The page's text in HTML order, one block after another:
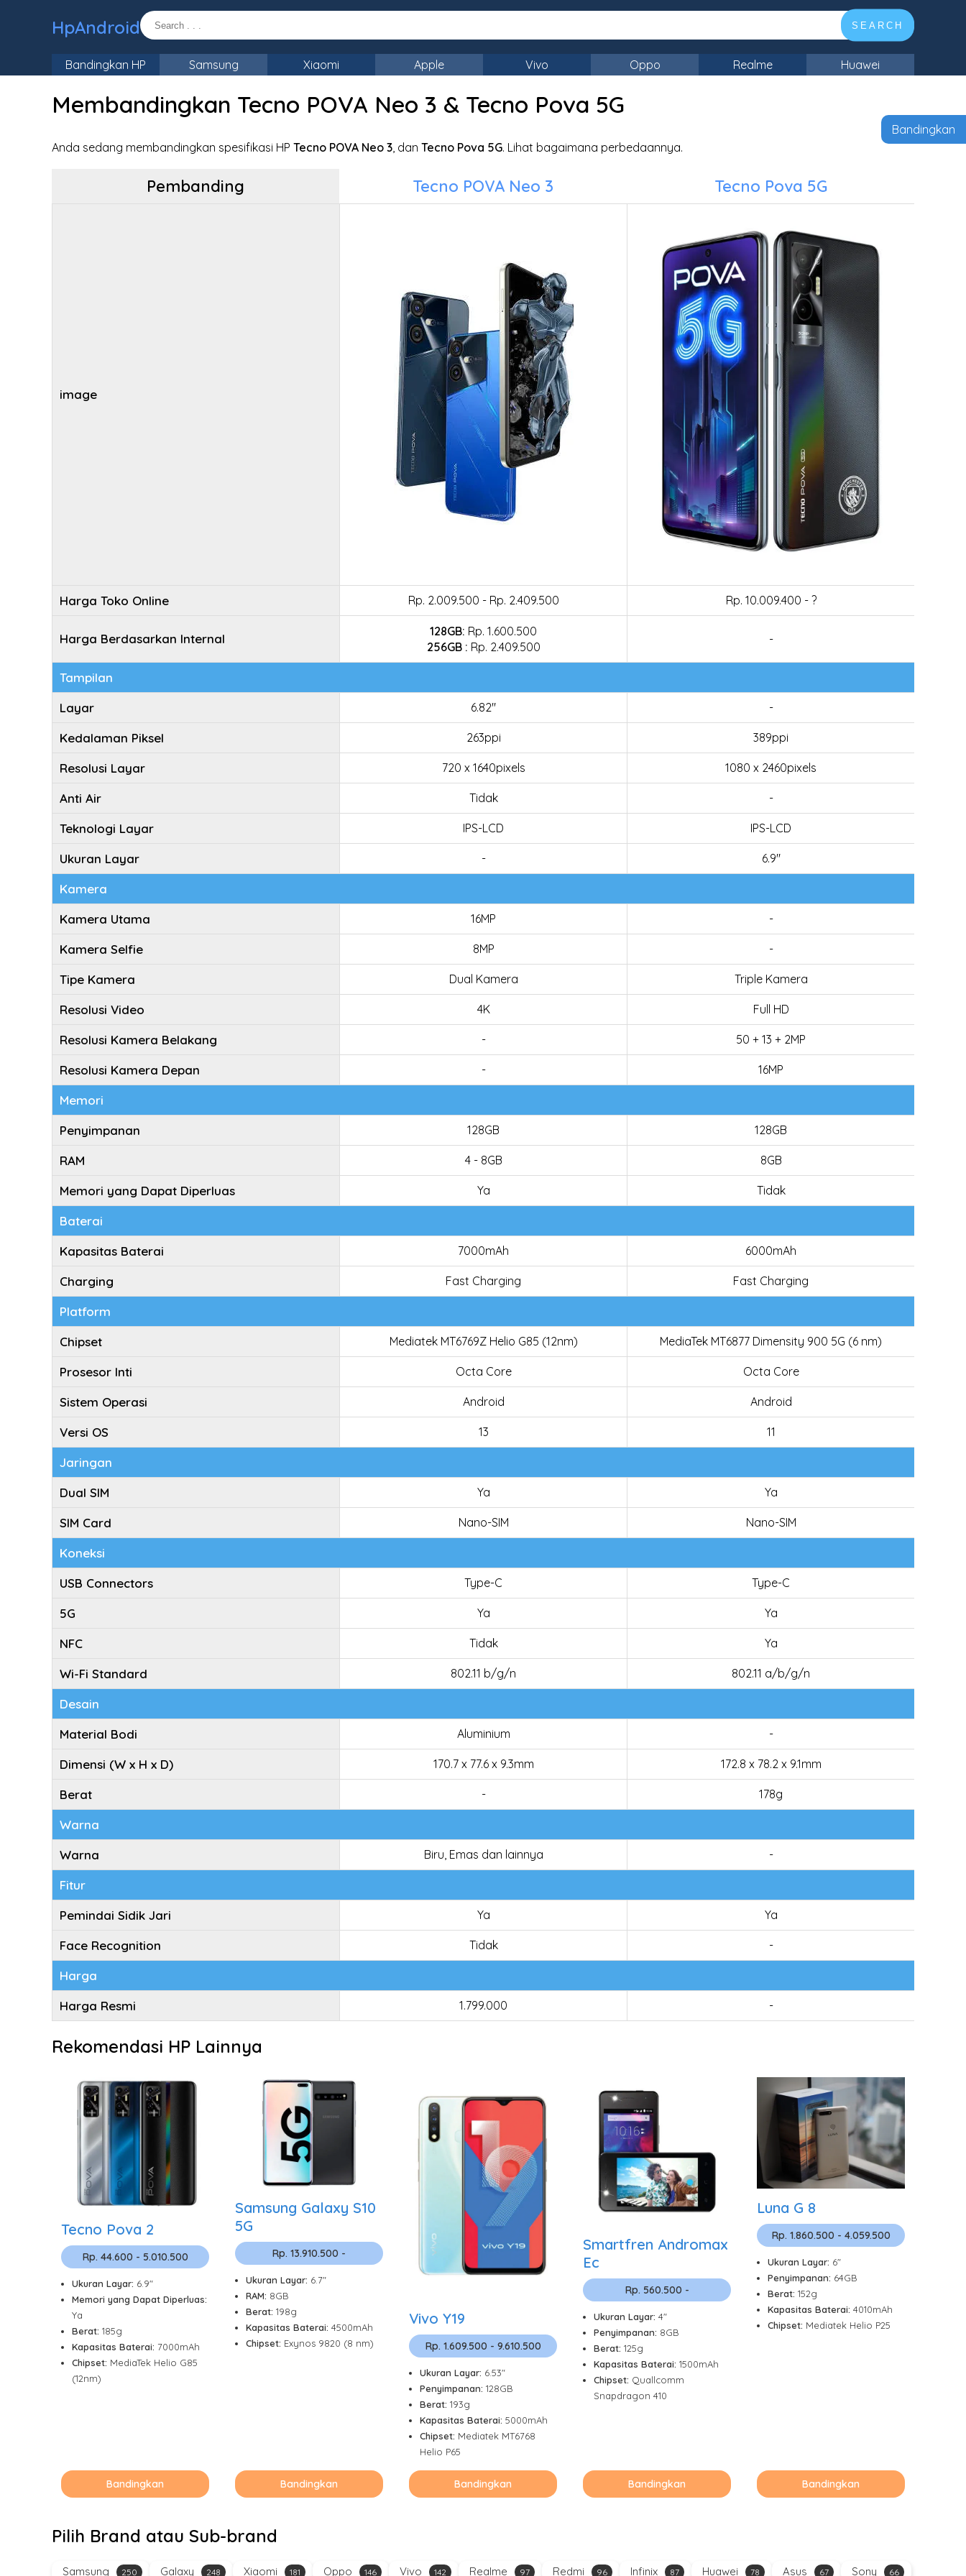
HpAndroid SEARCH
Bandingkan HP Samsung Xiaomi Apple Vivo Oppo Realme Huawei
Membandingkan Tecno POVA Neo 3 & Tecno Pova 5G
Anda sedang membandingkan spesifikasi HP Tecno POVA Neo 3, dan Tecno Pova 5G. Lihat bagaimana perbedaannya.
Pembanding Tecno POVA Neo 3 Tecno Pova 5G
image
Harga Toko Online Rp. 2.009.500 - Rp. 2.409.500 Rp. 10.009.400 - ?
Harga Berdasarkan Internal 128GB: Rp. 1.600.500
256GB : Rp. 2.409.500
-
Tampilan
Layar
6.82" -
Kedalaman Piksel 263ppi 389ppi
Resolusi Layar 720 x 1640pixels 1080 x 2460pixels
Anti Air Tidak -
Teknologi Layar IPS-LCD IPS-LCD
Ukuran Layar - 6.9"
Kamera
Kamera Utama
16MP -
Kamera Selfie 8MP -
Tipe Kamera Dual Kamera Triple Kamera
Resolusi Video 4K Full HD
Resolusi Kamera Belakang - 50 + 13 + 2MP
Resolusi Kamera Depan - 16MP
Memori
Penyimpanan
128GB 128GB
RAM 4 - 8GB 8GB
Memori yang Dapat Diperluas Ya Tidak
Baterai
Kapasitas Baterai
7000mAh 6000mAh
Charging Fast Charging Fast Charging
Platform
Chipset
Mediatek MT6769Z Helio G85 (12nm) MediaTek MT6877 Dimensity 900 5G (6 nm)
Prosesor Inti Octa Core Octa Core
Sistem Operasi Android Android
Versi OS 13 11
Jaringan
Dual SIM
Ya Ya
SIM Card Nano-SIM Nano-SIM
Koneksi
USB Connectors
Type-C Type-C
5G Ya Ya
NFC Tidak Ya
Wi-Fi Standard 802.11 b/g/n 802.11 a/b/g/n
Desain
Material Bodi
Aluminium -
Dimensi (W x H x D) 170.7 x 77.6 x 9.3mm 172.8 x 78.2 x 9.1mm
Berat - 178g
Warna
Warna
Biru, Emas dan lainnya -
Fitur
Pemindai Sidik Jari
Ya Ya
Face Recognition Tidak -
Harga
Harga Resmi
1.799.000 -
Rekomendasi HP Lainnya
Tecno Pova 2
Rp. 44.600 - 5.010.500
Ukuran Layar: 6.9"
Memori yang Dapat Diperluas:
Ya
Berat: 185g
Kapasitas Baterai: 7000mAh
Chipset: MediaTek Helio G85
(12nm)
Bandingkan
Samsung Galaxy S10
5G
Rp. 13.910.500 -
Ukuran Layar: 6.7"
RAM: 8GB
Berat: 198g
Kapasitas Baterai: 4500mAh
Chipset: Exynos 9820 (8 nm)
Bandingkan
Vivo Y19
Rp. 1.609.500 - 9.610.500
Ukuran Layar: 6.53"
Penyimpanan: 128GB
Berat: 193g
Kapasitas Baterai: 5000mAh
Chipset: Mediatek MT6768
Helio P65
Bandingkan
Smartfren Andromax
Ec
Rp. 560.500 -
Ukuran Layar: 4"
Penyimpanan: 8GB
Berat: 125g
Kapasitas Baterai: 1500mAh
Chipset: Quallcomm
Snapdragon 410
Bandingkan
Luna G 8
Rp. 1.860.500 - 4.059.500
Ukuran Layar: 6"
Penyimpanan: 64GB
Berat: 152g
Kapasitas Baterai: 4010mAh
Chipset: Mediatek Helio P25
Bandingkan
Pilih Brand atau Sub-brand
Samsung 250 Galaxy 248 Xiaomi 181 Oppo 146 Vivo 142 Realme 97 Redmi 96 Infinix 87 Huawei 78 Asus 67 Sony 66
Bandingkan